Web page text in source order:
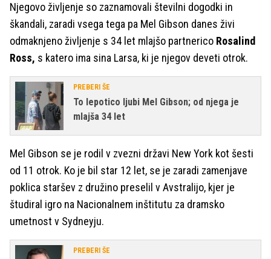
Njegovo življenje so zaznamovali številni dogodki in
škandali, zaradi vsega tega pa Mel Gibson danes živi
odmaknjeno življenje s 34 let mlajšo partnerico Rosalind
Ross, s katero ima sina Larsa, ki je njegov deveti otrok.
PREBERI ŠE
To lepotico ljubi Mel Gibson; od njega je
mlajša 34 let
Mel Gibson se je rodil v zvezni državi New York kot šesti
od 11 otrok. Ko je bil star 12 let, se je zaradi zamenjave
poklica staršev z družino preselil v Avstralijo, kjer je
študiral igro na Nacionalnem inštitutu za dramsko
umetnost v Sydneyju.
PREBERI ŠE